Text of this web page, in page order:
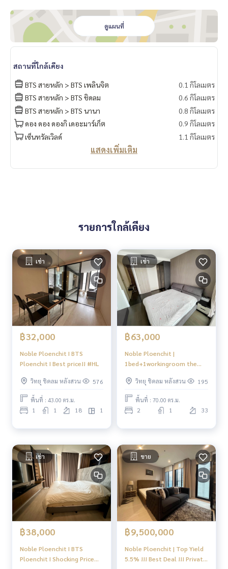
What App
+6693-943-4388
LINE ID : @BPP2019
#Kong"
ดูแผนที่
สถานที่ใกล้เคียง
BTS สายหลัก > BTS เพลินจิต
0.1 กิโลเมตร
BTS สายหลัก > BTS ชิดลม
0.6 กิโลเมตร
BTS สายหลัก > BTS นานา
0.8 กิโลเมตร
ดอง ดอง ดองกิ เดอะมาร์เก็ต
0.9 กิโลเมตร
เซ็นทรัลเวิลด์
1.1 กิโลเมตร
แสดงเพิ่มเติม
รายการใกล้เคียง
เช่า
฿32,000
Noble Ploenchit I BTS
Ploenchit I Best price!! #HL
วิทยุ ชิดลม หลังสวน 576
พื้นที่ : 43.00 ตร.ม.
1 1 18 1
เช่า
฿63,000
Noble Ploenchit |
1bed+1workingroom the
ploenchit #HL Focus
วิทยุ ชิดลม หลังสวน 195
พื้นที่ : 70.00 ตร.ม.
2 1 33
เช่า
฿38,000
Noble Ploenchit I BTS
Ploenchit I Shocking Price🌈
ขาย
฿9,500,000
Noble Ploenchit | Top Yield
5.5% !!! Best Deal !!! Private